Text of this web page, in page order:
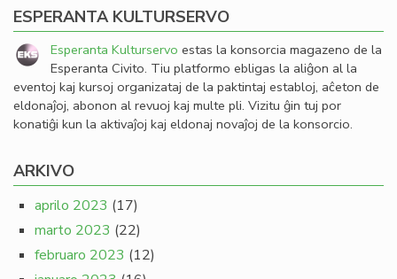
ESPERANTA KULTURSERVO
Esperanta Kulturservo estas la konsorcia magazeno de la
Esperanta Civito. Tiu platformo ebligas la aliĝon al la
eventoj kaj kursoj organizataj de la paktintaj establoj, aĉeton de
eldonaĵoj, abonon al revuoj kaj multe pli. Vizitu ĝin tuj por
konatiĝi kun la aktivaĵoj kaj eldonaj novaĵoj de la konsorcio.
ARKIVO
aprilo 2023 (17)
marto 2023 (22)
februaro 2023 (12)